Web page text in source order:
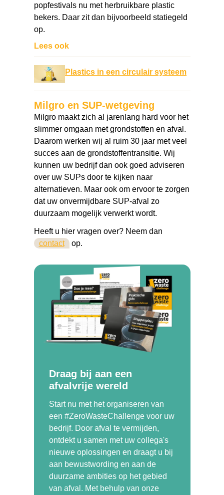
popfestivals nu met herbruikbare plastic
bekers. Daar zit dan bijvoorbeeld statiegeld
op.
Lees ook
Plastics in een circulair systeem
Milgro en SUP-wetgeving
Milgro maakt zich al jarenlang hard voor het
slimmer omgaan met grondstoffen en afval.
Daarom werken wij al ruim 30 jaar met veel
succes aan de grondstoffentransitie. Wij
kunnen uw bedrijf dan ook goed adviseren
over uw SUPs door te kijken naar
alternatieven. Maar ook om ervoor te zorgen
dat uw onvermijdbare SUP-afval zo
duurzaam mogelijk verwerkt wordt.
Heeft u hier vragen over? Neem dan
contact op.
Draag bij aan een
afvalvrije wereld
Start nu met het organiseren van
een #ZeroWasteChallenge voor uw
bedrijf. Door afval te vermijden,
ontdekt u samen met uw collega's
nieuwe oplossingen en draagt u bij
aan bewustwording en aan de
duurzame ambities op het gebied
van afval. Met behulp van onze